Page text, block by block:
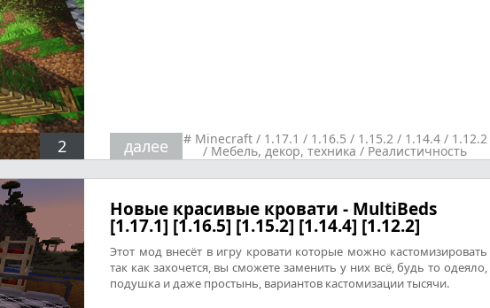
2 далее # Minecraft/ 1.17.1 / 1.16.5 / 1.15.2/ 1.14.4/ 1.12.2
/ Мебель, декор, техника / Реалистичность
Новые красивые кровати - MultiBeds
[1.17.1] [1.16.5] [1.15.2] [1.14.4] [1.12.2]
Этот мод внесёт в игру кровати которые можно кастомизировать
так как захочется, вы сможете заменить у них всё, будь то одеяло,
подушка и даже простынь, вариантов кастомизации тысячи.